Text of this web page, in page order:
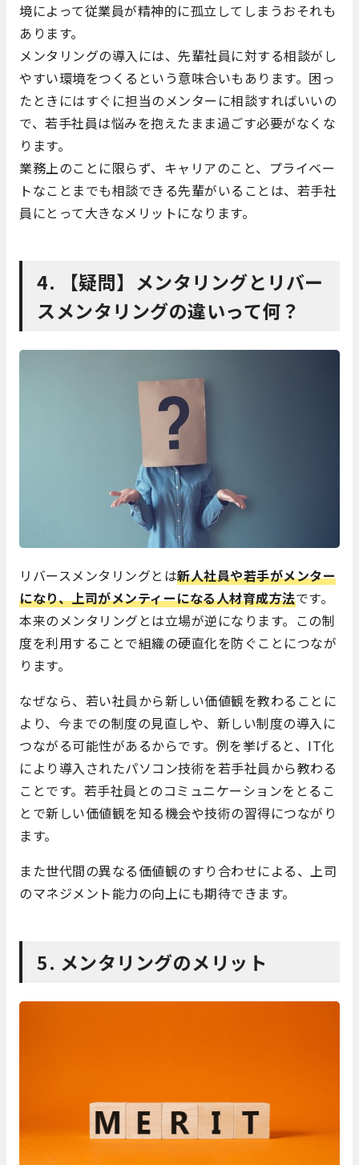
境によって従業員が精神的に孤立してしまうおそれも
あります。
メンタリングの導入には、先輩社員に対する相談がし
やすい環境をつくるという意味合いもあります。困っ
たときにはすぐに担当のメンターに相談すればいいの
で、若手社員は悩みを抱えたまま過ごす必要がなくな
ります。
業務上のことに限らず、キャリアのこと、プライベー
トなことまでも相談できる先輩がいることは、若手社
員にとって大きなメリットになります。
4. 【疑問】メンタリングとリバー
スメンタリングの違いって何？
リバースメンタリングとは新人社員や若手がメンター
になり、上司がメンティーになる人材育成方法です。
本来のメンタリングとは立場が逆になります。この制
度を利用することで組織の硬直化を防ぐことにつなが
ります。
なぜなら、若い社員から新しい価値観を教わることに
より、今までの制度の見直しや、新しい制度の導入に
つながる可能性があるからです。例を挙げると、IT化
により導入されたパソコン技術を若手社員から教わる
ことです。若手社員とのコミュニケーションをとるこ
とで新しい価値観を知る機会や技術の習得につながり
ます。
また世代間の異なる価値観のすり合わせによる、上司
のマネジメント能力の向上にも期待できます。
5. メンタリングのメリット